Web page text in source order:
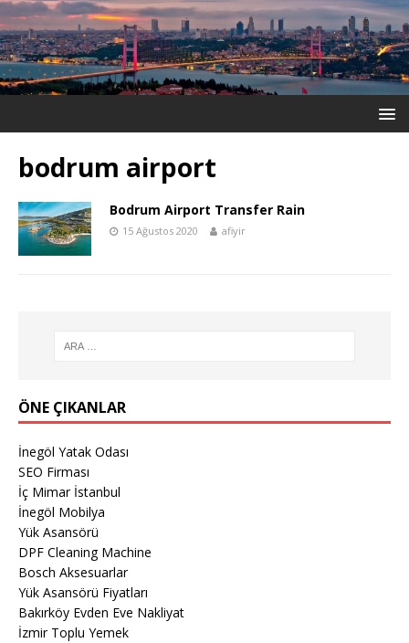
bodrum airport
Bodrum Airport Transfer Rain
15 Ağustos 2020 afiyir
ÖNE ÇIKANLAR
İnegöl Yatak Odası
SEO Firması
İç Mimar İstanbul
İnegöl Mobilya
Yük Asansörü
DPF Cleaning Machine
Bosch Aksesuarlar
Yük Asansörü Fiyatları
Bakırköy Evden Eve Nakliyat
İzmir Toplu Yemek